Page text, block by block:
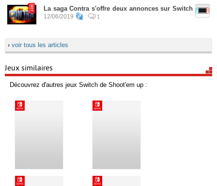
La saga Contra s'offre deux annonces sur Switch
12/06/2019 1
› voir tous les articles
Jeux similaires
Découvrez d'autres jeux Switch de Shoot'em up :